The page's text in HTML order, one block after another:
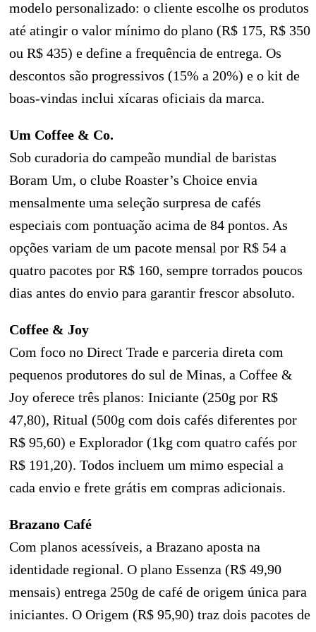
modelo personalizado: o cliente escolhe os produtos
até atingir o valor mínimo do plano (R$ 175, R$ 350
ou R$ 435) e define a frequência de entrega. Os
descontos são progressivos (15% a 20%) e o kit de
boas-vindas inclui xícaras oficiais da marca.
Um Coffee & Co.
Sob curadoria do campeão mundial de baristas
Boram Um, o clube Roaster’s Choice envia
mensalmente uma seleção surpresa de cafés
especiais com pontuação acima de 84 pontos. As
opções variam de um pacote mensal por R$ 54 a
quatro pacotes por R$ 160, sempre torrados poucos
dias antes do envio para garantir frescor absoluto.
Coffee & Joy
Com foco no Direct Trade e parceria direta com
pequenos produtores do sul de Minas, a Coffee &
Joy oferece três planos: Iniciante (250g por R$
47,80), Ritual (500g com dois cafés diferentes por
R$ 95,60) e Explorador (1kg com quatro cafés por
R$ 191,20). Todos incluem um mimo especial a
cada envio e frete grátis em compras adicionais.
Brazano Café
Com planos acessíveis, a Brazano aposta na
identidade regional. O plano Essenza (R$ 49,90
mensais) entrega 250g de café de origem única para
iniciantes. O Origem (R$ 95,90) traz dois pacotes de